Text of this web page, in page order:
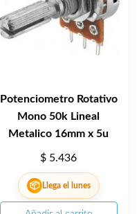
Potenciometro Rotativo
Mono 50k Lineal
Metalico 16mm x 5u
$ 5.436
📦 Llega el lunes